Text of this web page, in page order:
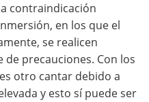
contraindicación
en los que el
se realicen
precauciones. Con los
otro cantar debido a
y esto sí puede ser